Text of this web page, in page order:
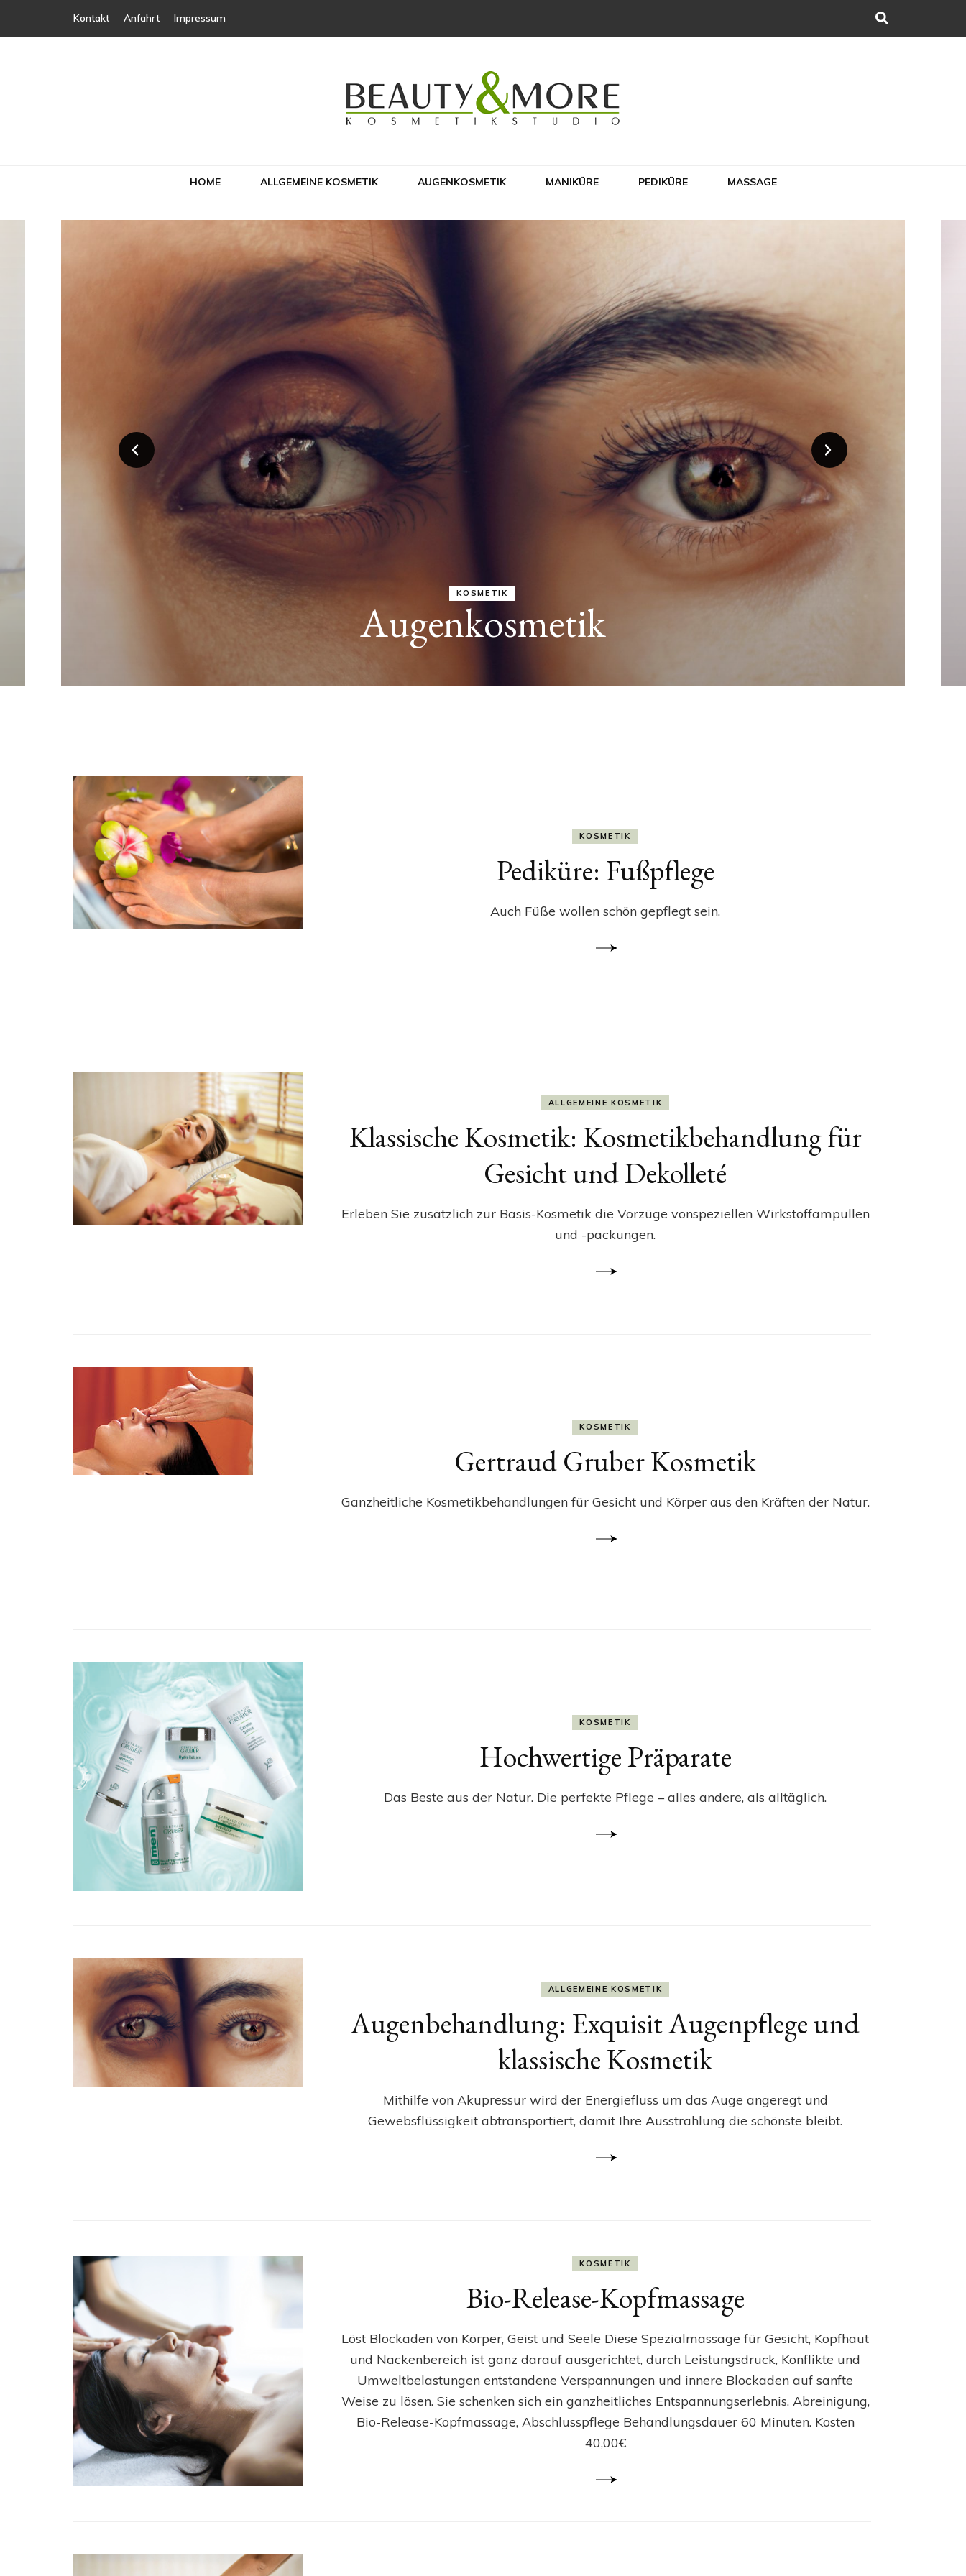
Kontakt Anfahrt Impressum
HOME ALLGEMEINE KOSMETIK AUGENKOSMETIK MANIKÜRE PEDIKÜRE MASSAGE
KOSMETIK
Augenkosmetik
KOSMETIK
Pediküre: Fußpflege
Auch Füße wollen schön gepflegt sein.
ALLGEMEINE KOSMETIK
Klassische Kosmetik: Kosmetikbehandlung für
Gesicht und Dekolleté
Erleben Sie zusätzlich zur Basis-Kosmetik die Vorzüge vonspeziellen Wirkstoffampullen
und -packungen.
KOSMETIK
Gertraud Gruber Kosmetik
Ganzheitliche Kosmetikbehandlungen für Gesicht und Körper aus den Kräften der Natur.
KOSMETIK
Hochwertige Präparate
Das Beste aus der Natur. Die perfekte Pflege – alles andere, als alltäglich.
ALLGEMEINE KOSMETIK
Augenbehandlung: Exquisit Augenpflege und
klassische Kosmetik
Mithilfe von Akupressur wird der Energiefluss um das Auge angeregt und
Gewebsflüssigkeit abtransportiert, damit Ihre Ausstrahlung die schönste bleibt.
KOSMETIK
Bio-Release-Kopfmassage
Löst Blockaden von Körper, Geist und Seele Diese Spezialmassage für Gesicht, Kopfhaut
und Nackenbereich ist ganz darauf ausgerichtet, durch Leistungsdruck, Konflikte und
Umweltbelastungen entstandene Verspannungen und innere Blockaden auf sanfte
Weise zu lösen. Sie schenken sich ein ganzheitliches Entspannungserlebnis. Abreinigung,
Bio-Release-Kopfmassage, Abschlusspflege Behandlungsdauer 60 Minuten. Kosten
40,00€